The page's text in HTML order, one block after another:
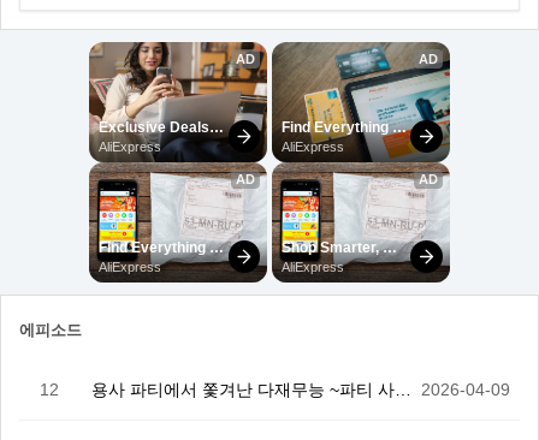
에피소드
12 2026-04-09